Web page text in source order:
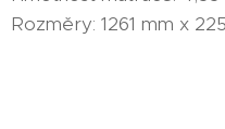
Rozměry: 1261 mm x